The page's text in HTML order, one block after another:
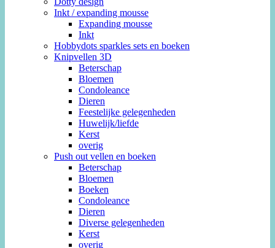
Inkt / expanding mousse
Expanding mousse
Inkt
Hobbydots sparkles sets en boeken
Knipvellen 3D
Beterschap
Bloemen
Condoleance
Dieren
Feestelijke gelegenheden
Huwelijk/liefde
Kerst
overig
Push out vellen en boeken
Beterschap
Bloemen
Boeken
Condoleance
Dieren
Diverse gelegenheden
Kerst
overig